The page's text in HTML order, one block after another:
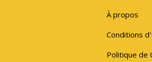
À propos
Conditions
Politique de